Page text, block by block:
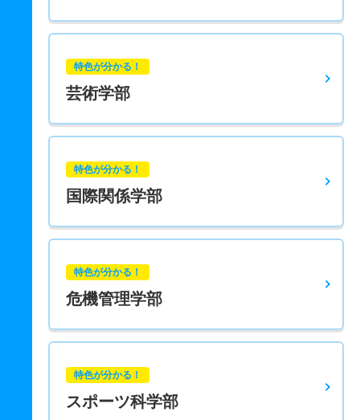
特色が分かる！
芸術学部
特色が分かる！
国際関係学部
特色が分かる！
危機管理学部
特色が分かる！
スポーツ科学部